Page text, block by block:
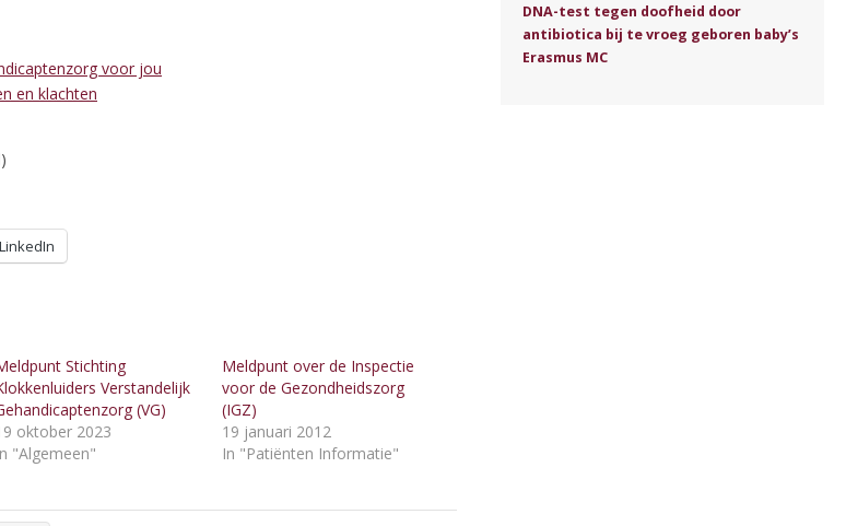
voor jou
en klachten
LinkedIn
Stichting
Verstandelijk
(VG)
oktober 2023
"Algemeen"
Meldpunt over de Inspectie
voor de Gezondheidszorg
(IGZ)
19 januari 2012
In "Patiënten Informatie"
DNA-test tegen doofheid door
antibiotica bij te vroeg geboren baby’s
Erasmus MC